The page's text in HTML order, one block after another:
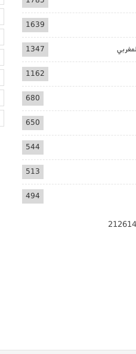
1639
1347
1162
680
650
544
513
494